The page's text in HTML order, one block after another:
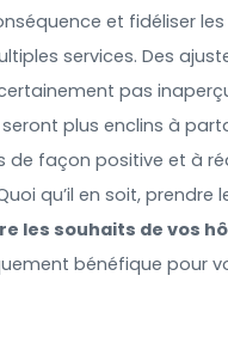
et fidéliser
services. Des
pas
plus enclins à
de façon positive et à
qu’il en soit, prendre
les souhaits de vos
bénéfique pour